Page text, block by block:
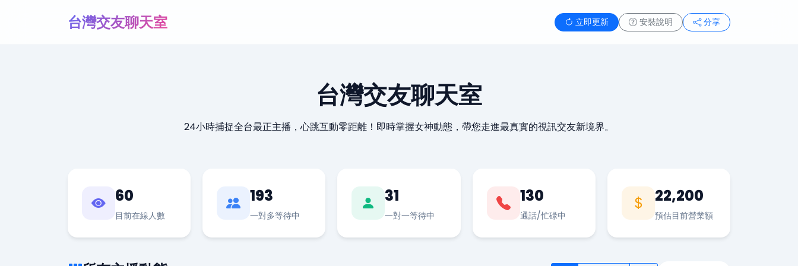
台灣交友聊天室 立即更新 安裝說明 分享
台灣交友聊天室
24小時捕捉全台最正主播，心跳互動零距離！即時掌握女神動態，帶您走進最真實的視訊交友新境界。
60
目前在線人數
193
一對多等待中
31
一對一等待中
130
通話/忙碌中
22,200
預估目前營業額